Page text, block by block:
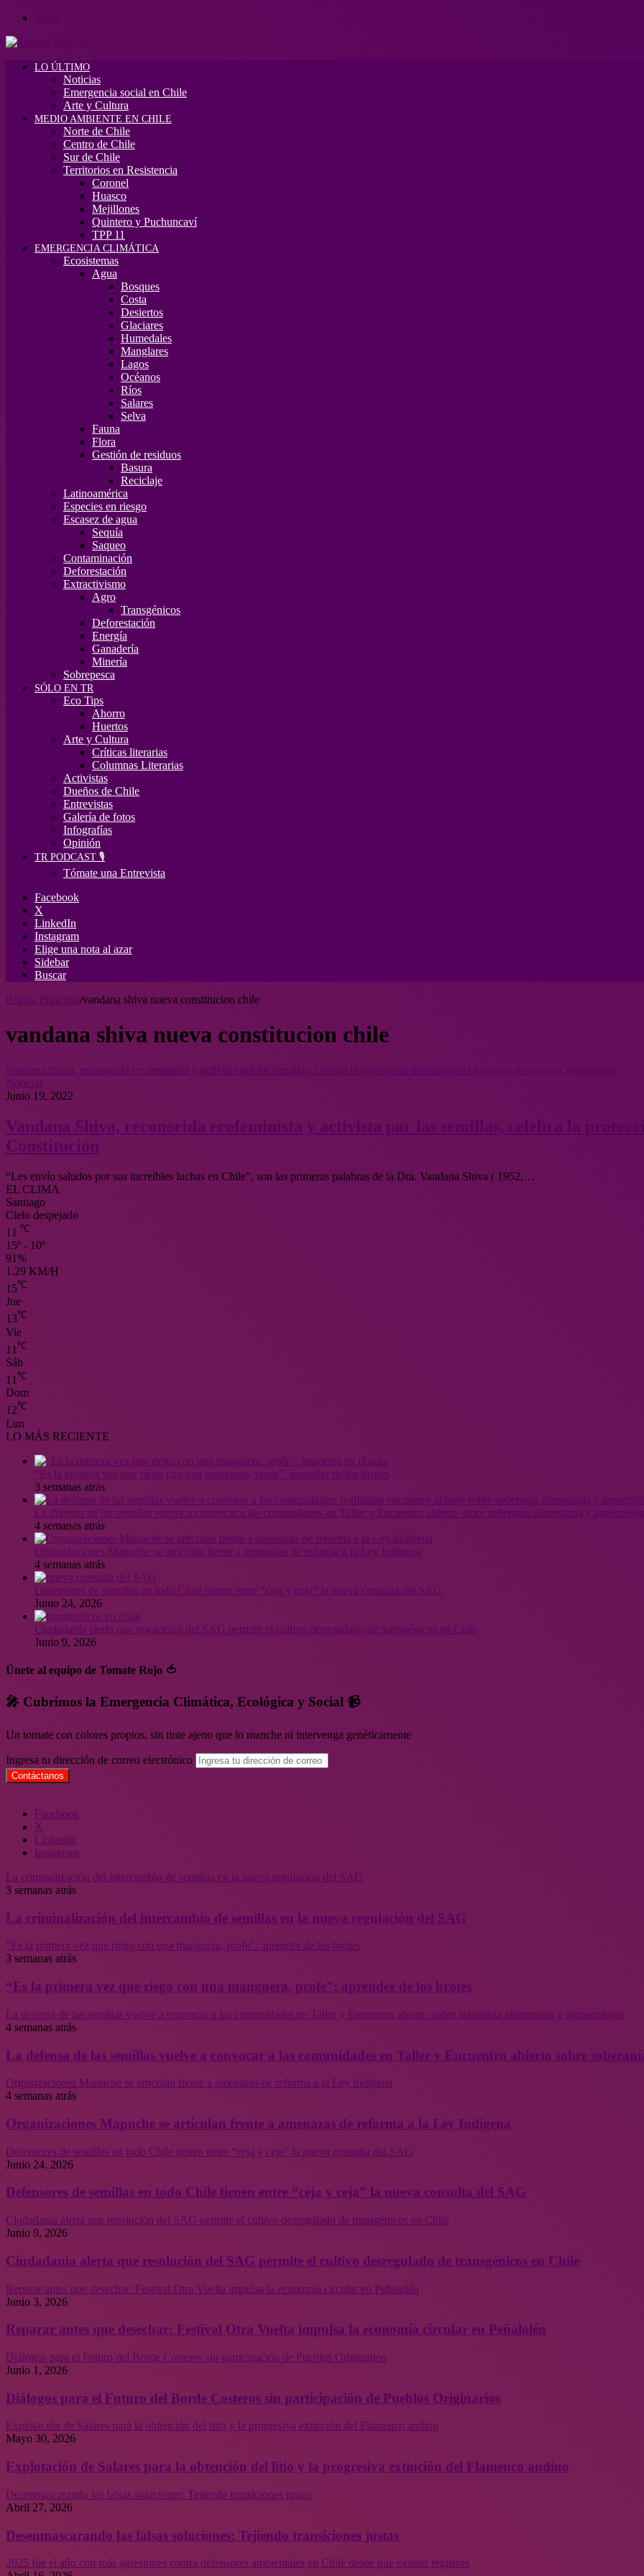
LO ÚLTIMO
Noticias
Emergencia social en Chile
Arte y Cultura
MEDIO AMBIENTE EN CHILE
Norte de Chile
Centro de Chile
Sur de Chile
Territorios en Resistencia
Coronel
Huasco
Mejillones
Quintero y Puchuncaví
TPP 11
EMERGENCIA CLIMÁTICA
Ecosistemas
Agua
Bosques
Costa
Desiertos
Glaciares
Humedales
Manglares
Lagos
Océanos
Ríos
Salares
Selva
Fauna
Flora
Gestión de residuos
Basura
Reciclaje
Latinoamérica
Especies en riesgo
Escasez de agua
Sequía
Saqueo
Contaminación
Deforestación
Extractivismo
Agro
Transgénicos
Deforestación
Energía
Ganadería
Minería
Sobrepesca
SÓLO EN TR
Eco Tips
Ahorro
Huertos
Arte y Cultura
Críticas literarias
Columnas Literarias
Activistas
Dueños de Chile
Entrevistas
Galería de fotos
Infografías
Opinión
TR PODCAST 🎙️
Tómate una Entrevista
Facebook
X
LinkedIn
Instagram
Elige una nota al azar
Sidebar
Buscar
/vandana shiva nueva constitucion chile
vandana shiva nueva constitucion chile
Vandana Shiva, reconocida ecofeminista y activista por las semillas, celebra la protección de estas en el borrador de nueva Constitución
Noticias
Junio 19, 2022
Vandana Shiva, reconocida ecofeminista y activista por las semillas, celebra la
Constitución
“Les envío saludos por sus increíbles luchas en Chile”, son las primeras palabras de la Dra. Vandana Shiva ( 1952,…
EL CLIMA
Santiago
Cielo despejado
11 ℃
15º - 10º
91%
1.29 KM/H
15℃
Jue
13℃
Vie
11 ℃
Sáb
11 ℃
Dom
12℃
Lun
LO MÁS RECIENTE
“Es la primera vez que riego con una manguera, profe”: aprender de los brotes
3 semanas atrás
La defensa de las semillas vuelve a convocar a las comunidades en Taller y Encuentro abierto sobre soberanía alimentaria y
4 semanas atrás
Organizaciones Mapuche se articulan frente a amenazas de reforma a la Ley Indígena
4 semanas atrás
Defensores de semillas en todo Chile tienen entre “ceja y ceja” la nueva consulta del SAG
Junio 24, 2026
Ciudadanía alerta que resolución del SAG permite el cultivo desregulado de transgénicos en Chile
Junio 9, 2026
Únete al equipo de Tomate Rojo 🍅
🎤 Cubrimos la Emergencia Climática, Ecológica y Social 📹
Un tomate con colores propios, sin tinte ajeno que lo manche ni intervenga genéticamente
Ingresa tu dirección de correo electrónico
Facebook
X
LinkedIn
Instagram
La criminalización del intercambio de semillas en la nueva regulación del SAG
3 semanas atrás
La criminalización del intercambio de semillas en la nueva regulación del SAG
“Es la primera vez que riego con una manguera, profe”: aprender de los brotes
3 semanas atrás
“Es la primera vez que riego con una manguera, profe”: aprender de los brotes
La defensa de las semillas vuelve a convocar a las comunidades en Taller y Encuentro abierto sobre soberanía alimentaria y agroecología
4 semanas atrás
La defensa de las semillas vuelve a convocar a las comunidades en Taller y Encuentro abierto sobre
Organizaciones Mapuche se articulan frente a amenazas de reforma a la Ley Indígena
4 semanas atrás
Organizaciones Mapuche se articulan frente a amenazas de reforma a la Ley Indígena
Defensores de semillas en todo Chile tienen entre “ceja y ceja” la nueva consulta del SAG
Junio 24, 2026
Defensores de semillas en todo Chile tienen entre “ceja y ceja” la nueva consulta del SAG
Ciudadanía alerta que resolución del SAG permite el cultivo desregulado de transgénicos en Chile
Junio 9, 2026
Ciudadanía alerta que resolución del SAG permite el cultivo desregulado de transgénicos en Chile
Reparar antes que desechar: Festival Otra Vuelta impulsa la economía circular en Peñalolén
Junio 3, 2026
Reparar antes que desechar: Festival Otra Vuelta impulsa la economía circular en Peñalolén
Diálogos para el Futuro del Borde Costeros sin participación de Pueblos Originarios
Junio 1, 2026
Diálogos para el Futuro del Borde Costeros sin participación de Pueblos Originarios
Explotación de Salares para la obtención del litio y la progresiva extinción del Flamenco andino
Mayo 30, 2026
Explotación de Salares para la obtención del litio y la progresiva extinción del Flamenco andino
Desenmascarando las falsas soluciones: Tejiendo transiciones justas
Abril 27, 2026
Desenmascarando las falsas soluciones: Tejiendo transiciones justas
2025 fue el año con más agresiones contra defensores ambientales en Chile desde que existen registros